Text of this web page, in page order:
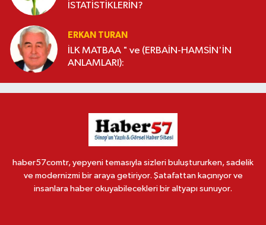
İSTATİSTİKLERİN?
ERKAN TURAN
İLK MATBAA " ve (ERBAİN-HAMSİN'İN
ANLAMLARI):
haber57comtr, yepyeni temasıyla sizleri buluştururken, sadelik
ve modernizmi bir araya getiriyor. Şatafattan kaçınıyor ve
insanlara haber okuyabilecekleri bir altyapı sunuyor.